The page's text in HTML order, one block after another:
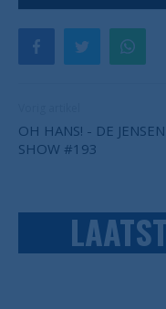
OH HANS! - DE JENSEN
SHOW #193